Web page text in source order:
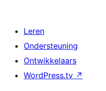
Leren
Ondersteuning
Ontwikkelaars
WordPress.tv ↗